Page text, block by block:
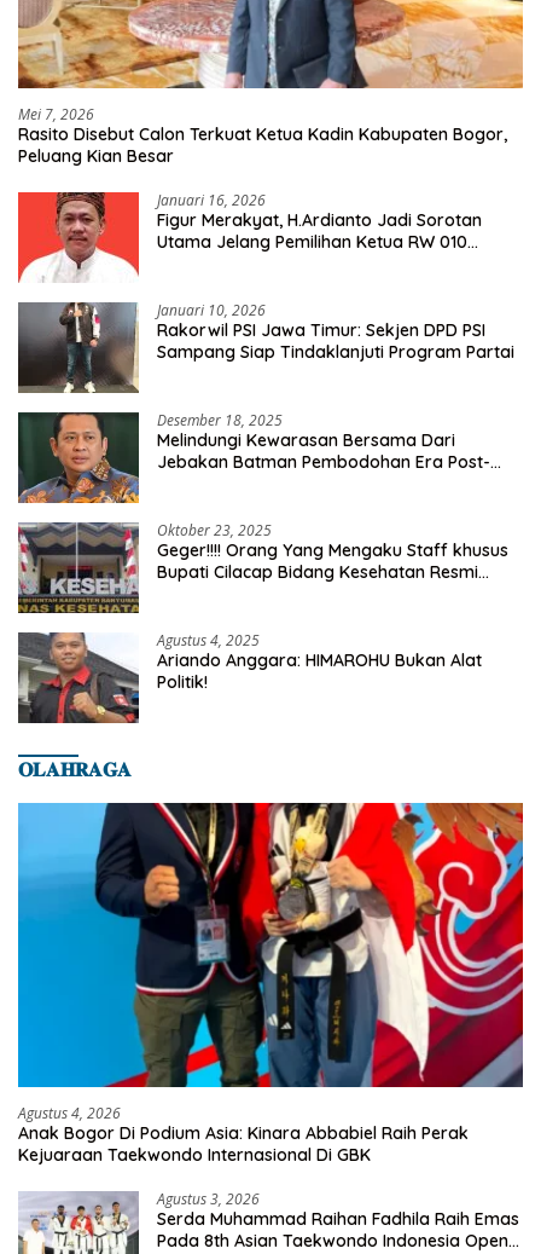
Mei 7, 2026
Rasito Disebut Calon Terkuat Ketua Kadin Kabupaten Bogor,
Peluang Kian Besar
Januari 16, 2026
Figur Merakyat, H.Ardianto Jadi Sorotan
Utama Jelang Pemilihan Ketua RW 010
Januari 10, 2026
Rakorwil PSI Jawa Timur: Sekjen DPD PSI
Sampang Siap Tindaklanjuti Program Partai
Desember 18, 2025
Melindungi Kewarasan Bersama Dari
Jebakan Batman Pembodohan Era Post-
Oktober 23, 2025
Geger!!!! Orang Yang Mengaku Staff khusus
Bupati Cilacap Bidang Kesehatan Resmi
Agustus 4, 2025
Ariando Anggara: HIMAROHU Bukan Alat
Politik!
𝐎𝐋𝐀𝐇𝐑𝐀𝐆𝐀
Agustus 4, 2026
Anak Bogor Di Podium Asia: Kinara Abbabiel Raih Perak
Kejuaraan Taekwondo Internasional Di GBK
Agustus 3, 2026
Serda Muhammad Raihan Fadhila Raih Emas
Pada 8th Asian Taekwondo Indonesia Open